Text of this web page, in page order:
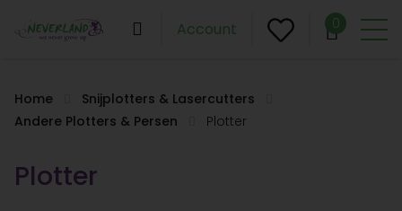
Account 0
Home
Snijplotters & Lasercutters
Andere Plotters & Persen
Plotter
Plotter